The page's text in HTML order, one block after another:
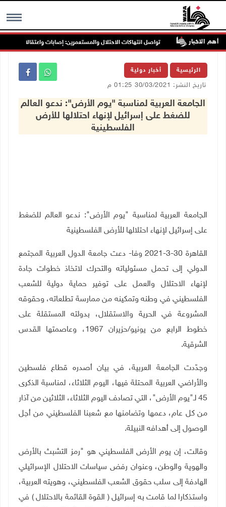
MENU أهم الاخبارجنين تواصل انتهاكات الاحتلال والمستعمرين: إصابات واعتقالات واقتحامات
الرئيسية أخبار دولية
تاريخ النشر: 30/03/2021 01:25 م
الجامعة العربية لمناسبة "يوم الأرض": ندعو العالم
للضغط على إسرائيل لإنهاء احتلالها للأرض
الفلسطينية
الجامعة العربية لمناسبة "يوم الأرض": ندعو العالم للضغط
على إسرائيل لإنهاء احتلالها للأرض الفلسطينية
القاهرة 30-3-2021 وفا- دعت جامعة الدول العربية المجتمع
الدولي إلى تحمل مسئولياته والتحرك لاتخاذ خطوات جادة
لإنهاء الاحتلال والعمل على توفير حماية دولية للشعب
الفلسطيني في وطنه وتمكينه من ممارسة تطلعاته، وحقوقه
المشروعة في الحرية والاستقلال، بدولته المستقلة على
خطوط الرابع من يونيو/حزيران 1967، وعاصمتها القدس
الشرقية.
وجدّدت الجامعة العربية، في بيان أصدره قطاع فلسطين
والأراضي العربية المحتلة فيها، اليوم الثلاثاء، لمناسبة الذكرى
45 لـ"يوم الأرض"، التي تصادف اليوم الثلاثاء، الثلاثين من آذار
من كل عام، دعمها وتضامنها مع شعبنا الفلسطيني من أجل
الوصول إلى أهدافه النبيلة.
وقالت، إن يوم الأرض الفلسطيني هو "رمز التشبث بالأرض
والهوية والوطن، وعنوان رفض سياسات الاحتلال الإسرائيلي
الهادفة إلى سلب حقوق الشعب الفلسطيني، وهويته العربية،
واستذكارا لما قامت به إسرائيل ( القوة القائمة بالاحتلال ) في